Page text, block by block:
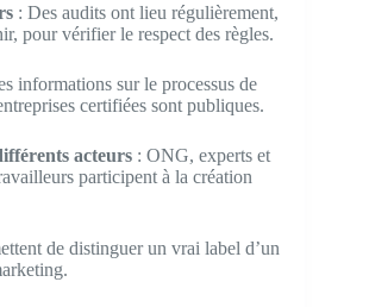
: Des audits ont lieu régulièrement,
pour vérifier le respect des règles.
informations sur le processus de
certifiées sont publiques.
acteurs : ONG, experts et
participent à la création
de distinguer un vrai label d’un